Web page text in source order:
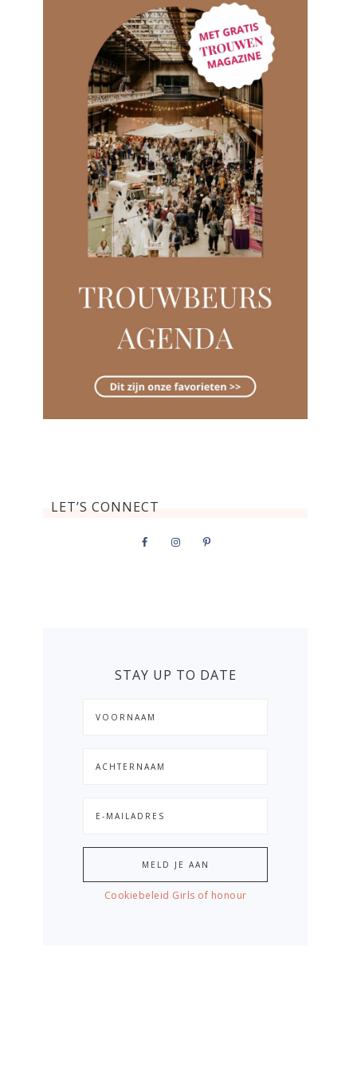
LET’S CONNECT
STAY UP TO DATE
Cookiebeleid Girls of honour